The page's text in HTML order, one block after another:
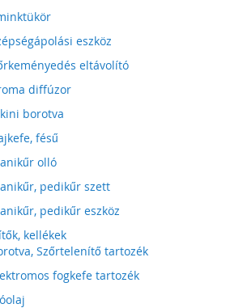
eszköz
eltávolító
diffúzor
borotva
fésű
olló
pedikűr szett
pedikűr eszköz
kellékek
Szőrtelenítő tartozék
fogkefe tartozék